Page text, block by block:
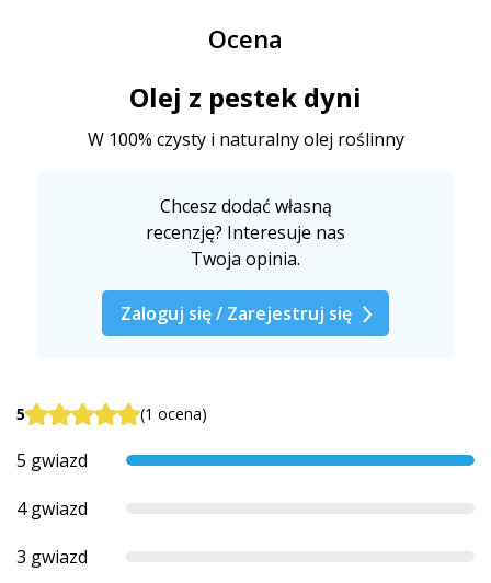
Ocena
Olej z pestek dyni
W 100% czysty i naturalny olej roślinny
Chcesz dodać własną
recenzję? Interesuje nas
Twoja opinia.
Zaloguj się / Zarejestruj się
5 (1 ocena)
5 gwiazd
4 gwiazd
3 gwiazd